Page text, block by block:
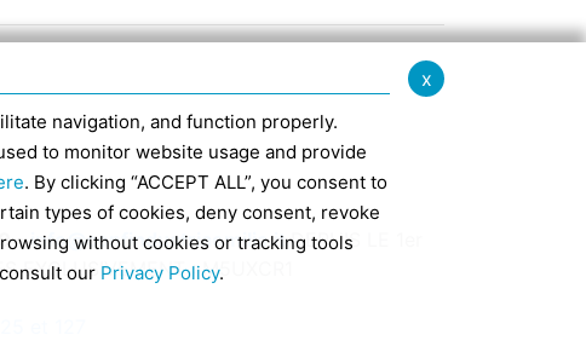
-info@confindustriaemilia.it DEPUIS LE 1er
EXCLUSIVEMENT : M5UXCR1
et 127
x
navigation, and function properly.
to monitor website usage and provide
. By clicking “ACCEPT ALL”, you consent to
types of cookies, deny consent, revoke
without cookies or tracking tools
our Privacy Policy.